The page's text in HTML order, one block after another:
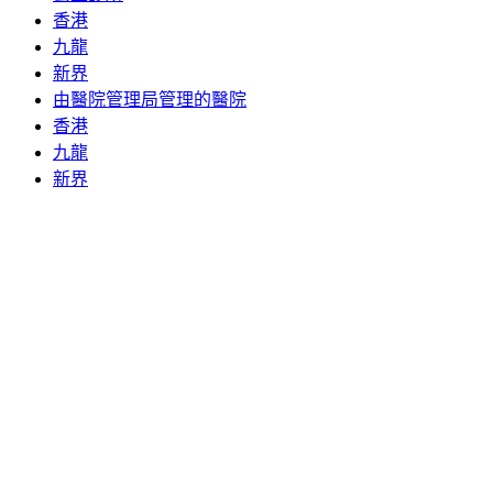
香港
九龍
新界
由醫院管理局管理的醫院
香港
九龍
新界